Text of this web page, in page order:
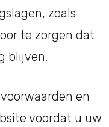
zoals
te zorgen dat
blijven.
en
voordat u uw